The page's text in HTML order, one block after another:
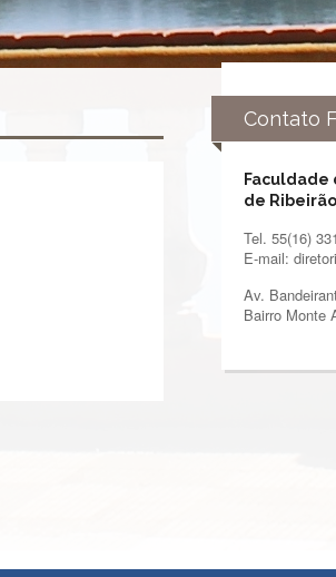
Contato
Faculdade
de
Tel. 55(16)
E-mail:
Av.
Bairro Monte